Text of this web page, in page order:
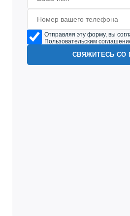
Отправляя эту форму, вы
Пользовательским